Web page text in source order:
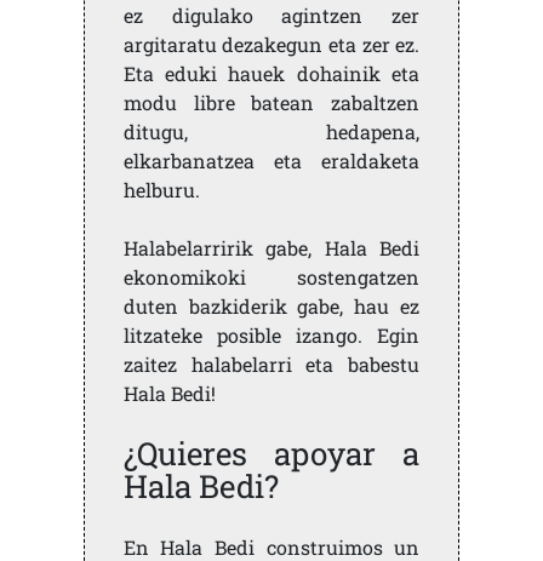
ez digulako agintzen zer
argitaratu dezakegun eta zer ez.
Eta eduki hauek dohainik eta
modu libre batean zabaltzen
ditugu, hedapena,
elkarbanatzea eta eraldaketa
helburu.
Halabelarririk gabe, Hala Bedi
ekonomikoki sostengatzen
duten bazkiderik gabe, hau ez
litzateke posible izango. Egin
zaitez halabelarri eta babestu
Hala Bedi!
¿Quieres apoyar a
Hala Bedi?
En Hala Bedi construimos un